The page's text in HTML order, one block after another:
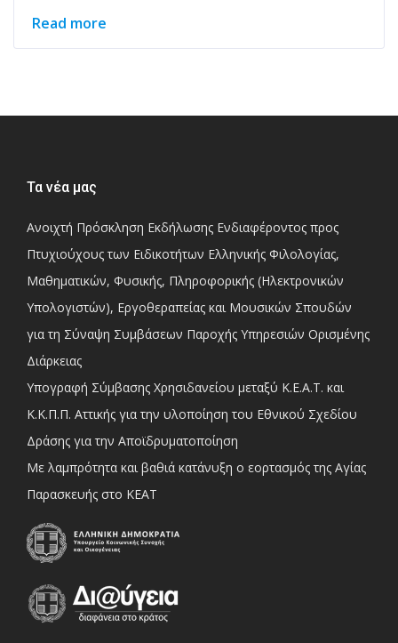
Read more
Τα νέα μας
Ανοιχτή Πρόσκληση Εκδήλωσης Ενδιαφέροντος προς
Πτυχιούχους των Ειδικοτήτων Ελληνικής Φιλολογίας,
Μαθηματικών, Φυσικής, Πληροφορικής (Ηλεκτρονικών
Υπολογιστών), Εργοθεραπείας και Μουσικών Σπουδών
για τη Σύναψη Συμβάσεων Παροχής Υπηρεσιών Ορισμένης
Διάρκειας
Υπογραφή Σύμβασης Χρησιδανείου μεταξύ Κ.Ε.Α.Τ. και
Κ.Κ.Π.Π. Αττικής για την υλοποίηση του Εθνικού Σχεδίου
Δράσης για την Αποϊδρυματοποίηση
Με λαμπρότητα και βαθιά κατάνυξη ο εορτασμός της Αγίας
Παρασκευής στο ΚΕΑΤ